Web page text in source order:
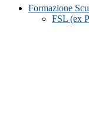
Formazione
FSL (ex